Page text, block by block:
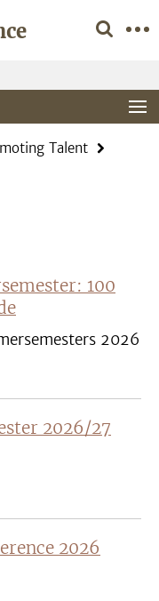
Talent
100
2026
2026/27
2026​​​​​​​